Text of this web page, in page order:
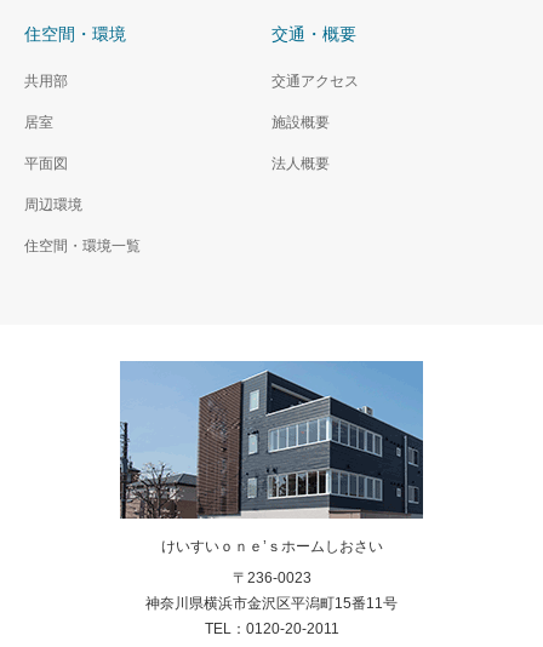
住空間・環境
共用部
居室
平面図
周辺環境
住空間・環境一覧
交通・概要
交通アクセス
施設概要
法人概要
けいすいｏｎｅ’ｓホームしおさい
〒236-0023
神奈川県横浜市金沢区平潟町15番11号
TEL：0120-20-2011